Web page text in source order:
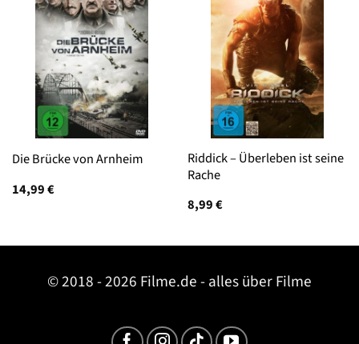
Die Brücke von Arnheim
14,99€
Riddick – Überleben ist seine
Rache
8,99€
© 2018 - 2026 Filme.de - alles über Filme